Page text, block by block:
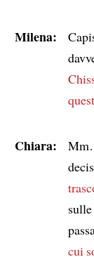
Milena:
Chiara:
sulle
cui